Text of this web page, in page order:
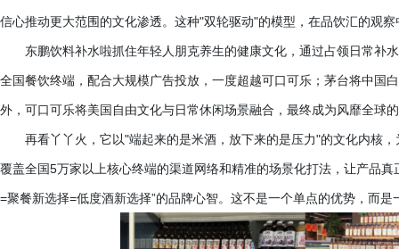
信心推动更大范围的文化渗透。这种"双轮驱动"的模型，在品饮汇的观
东鹏饮料补水啦抓住年轻人朋克养生的健康文化，通过占领日常补
全国餐饮终端，配合大规模广告投放，一度超越可口可乐；茅台将中国
外，可口可乐将美国自由文化与日常休闲场景融合，最终成为风靡全球
再看丫丫火，它以"端起来的是米酒，放下来的是压力"的文化内核
覆盖全国5万家以上核心终端的渠道网络和精准的场景化打法，让产品
=聚餐新选择=低度酒新选择”的品牌心智。这不是一个单点的优势，而是